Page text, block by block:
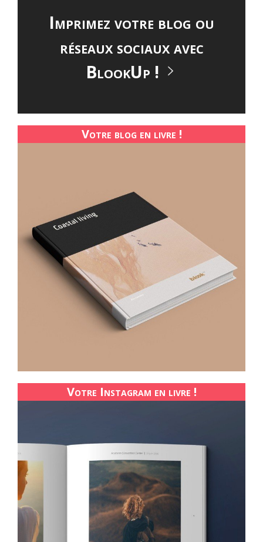
Imprimez votre blog ou
réseaux sociaux avec
BlookUp !
Votre blog en livre !
Votre Instagram en livre !